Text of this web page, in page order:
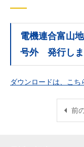
電機連合富山
号外 発行しま
ダウンロードは、こち
前